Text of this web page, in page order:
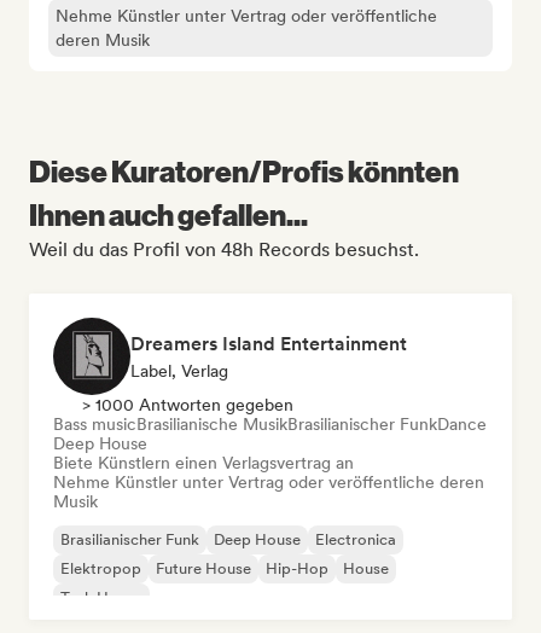
Nehme Künstler unter Vertrag oder veröffentliche
deren Musik
Diese Kuratoren/Profis könnten
Ihnen auch gefallen...
Weil du das Profil von 48h Records besuchst.
Dreamers Island Entertainment
Label, Verlag
> 1000 Antworten gegeben
Bass musicBrasilianische MusikBrasilianischer FunkDance
Deep House
Biete Künstlern einen Verlagsvertrag an
Nehme Künstler unter Vertrag oder veröffentliche deren
Musik
Brasilianischer Funk Deep House
Electronica
Elektropop
Future House Hip-Hop
House
Tech House